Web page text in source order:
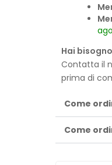
Hai
Contatta il
prima di
Come
Come